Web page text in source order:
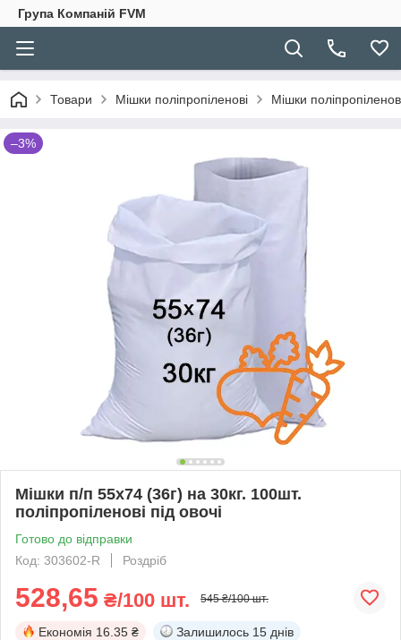
Група Компаній FVM
Товари Мішки поліпропіленові Мішки
–3%
Мішки п/п 55x74 (36г) на 30кг. 100шт.
поліпропіленові під овочі
Готово до відправки
Код: 303602-R
Роздріб
528,65 ₴/100 шт. 545 ₴/100 шт.
Економія 16.35 ₴ Залишилось 15 днів